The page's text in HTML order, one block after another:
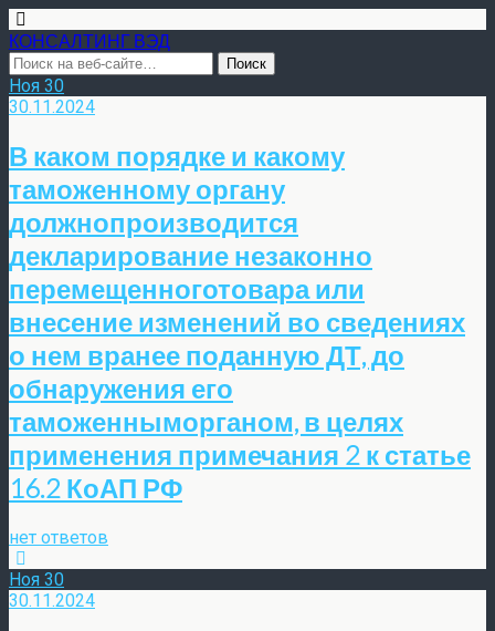
КОНСАЛТИНГ ВЭД
Ноя 30
30.11.2024
В каком порядке и какому
таможенному органу
должнопроизводится
декларирование незаконно
перемещенноготовара или
внесение изменений во сведениях
о нем вранее поданную ДТ, до
обнаружения его
таможенныморганом, в целях
применения примечания 2 к статье
16.2 КоАП РФ
нет ответов
Ноя 30
30.11.2024